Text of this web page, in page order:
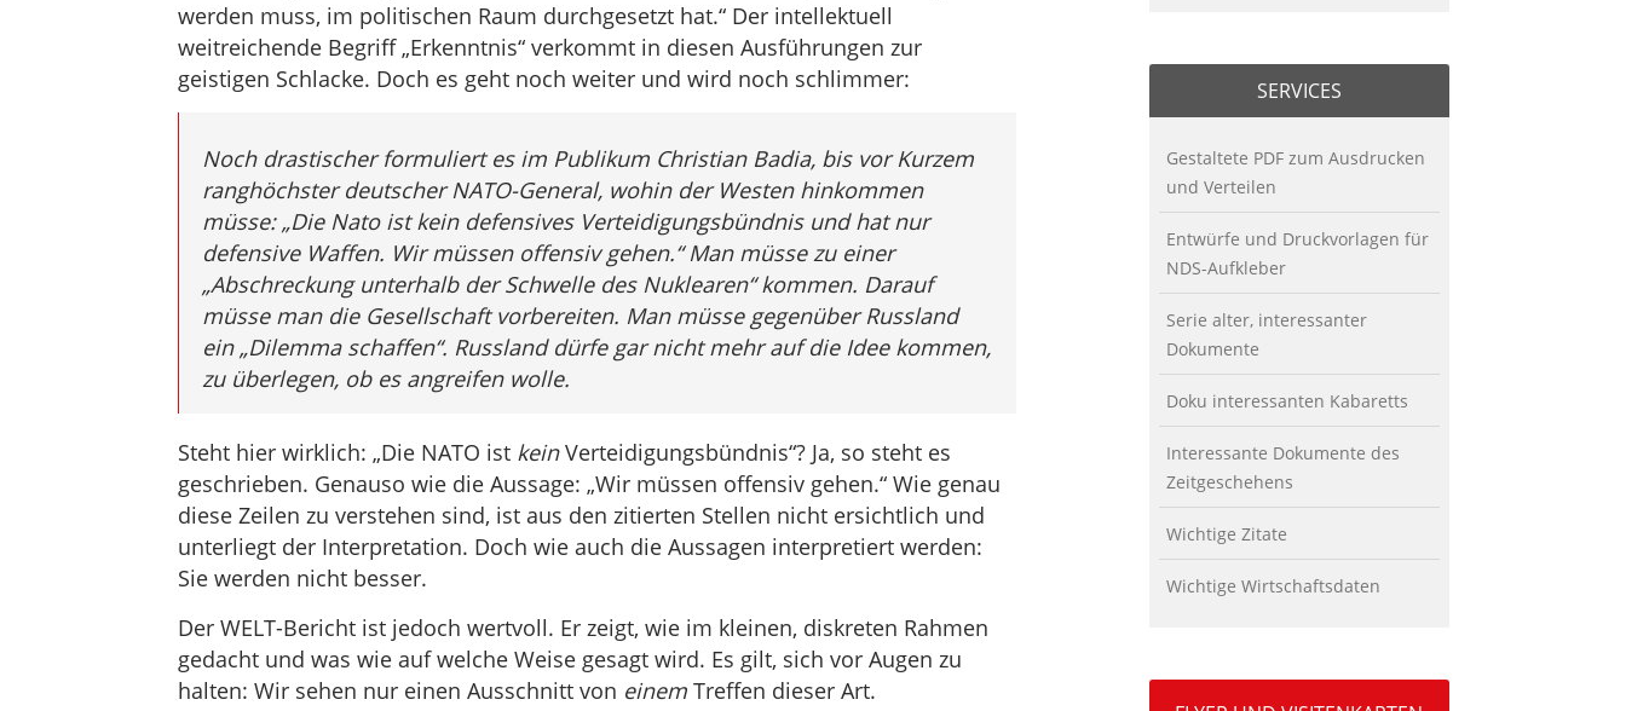
werden muss, im politischen Raum durchgesetzt hat.“ Der intellektuell
weitreichende Begriff „Erkenntnis“ verkommt in diesen Ausführungen zur
geistigen Schlacke. Doch es geht noch weiter und wird noch schlimmer:
Noch drastischer formuliert es im Publikum Christian Badia, bis vor Kurzem
ranghöchster deutscher NATO-General, wohin der Westen hinkommen
müsse: „Die Nato ist kein defensives Verteidigungsbündnis und hat nur
defensive Waffen. Wir müssen offensiv gehen.“ Man müsse zu einer
„Abschreckung unterhalb der Schwelle des Nuklearen“ kommen. Darauf
müsse man die Gesellschaft vorbereiten. Man müsse gegenüber Russland
ein „Dilemma schaffen“. Russland dürfe gar nicht mehr auf die Idee kommen,
zu überlegen, ob es angreifen wolle.
Steht hier wirklich: „Die NATO ist keinVerteidigungsbündnis“? Ja, so steht es
geschrieben. Genauso wie die Aussage: „Wir müssen offensiv gehen.“ Wie genau
diese Zeilen zu verstehen sind, ist aus den zitierten Stellen nicht ersichtlich und
unterliegt der Interpretation. Doch wie auch die Aussagen interpretiert werden:
Sie werden nicht besser.
Der WELT-Bericht ist jedoch wertvoll. Er zeigt, wie im kleinen, diskreten Rahmen
gedacht und was wie auf welche Weise gesagt wird. Es gilt, sich vor Augen zu
halten: Wir sehen nur einen Ausschnitt von einemTreffen dieser Art.
SERVICES
Gestaltete PDF zum Ausdrucken
und Verteilen
Entwürfe und Druckvorlagen für
NDS-Aufkleber
Serie alter, interessanter
Dokumente
Doku interessanten Kabaretts
Interessante Dokumente des
Zeitgeschehens
Wichtige Zitate
Wichtige Wirtschaftsdaten